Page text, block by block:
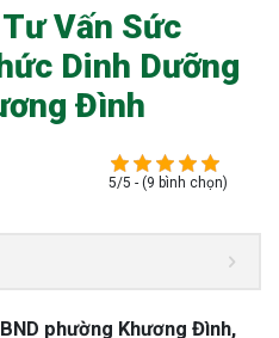
Vấn Sức
Dinh Dưỡng
Đình
5/5 - (9 bình chọn)
phường Khương Đình,